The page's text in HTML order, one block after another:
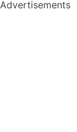
Advertisements